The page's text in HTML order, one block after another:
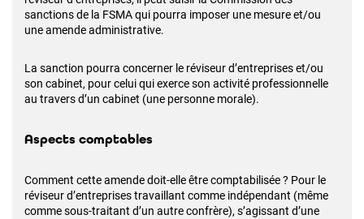
sanctions de la FSMA qui pourra imposer une mesure et/ou
une amende administrative.
La sanction pourra concerner le réviseur d’entreprises et/ou
son cabinet, pour celui qui exerce son activité professionnelle
au travers d’un cabinet (une personne morale).
Aspects comptables
Comment cette amende doit-elle être comptabilisée ? Pour le
réviseur d’entreprises travaillant comme indépendant (même
comme sous-traitant d’un autre confrère), s’agissant d’une